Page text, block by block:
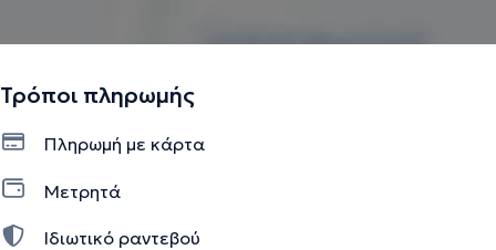
Τρόποι πληρωμής
Πληρωμή με κάρτα
Μετρητά
Ιδιωτικό ραντεβού